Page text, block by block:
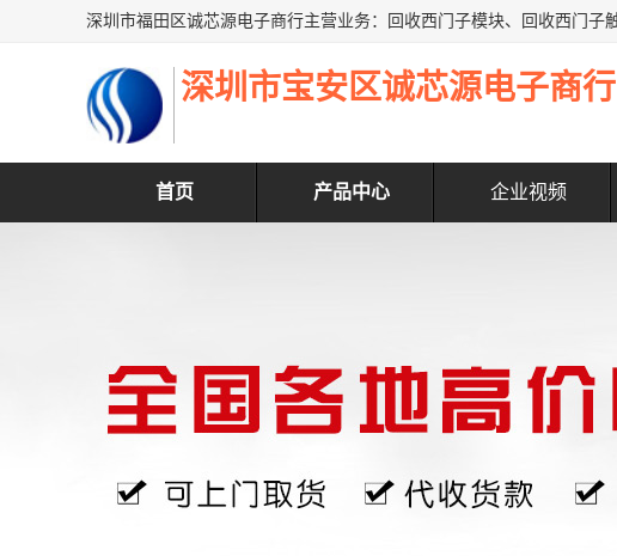
深圳市宝安区诚芯源电子商行
首页 产品中心 企业视频